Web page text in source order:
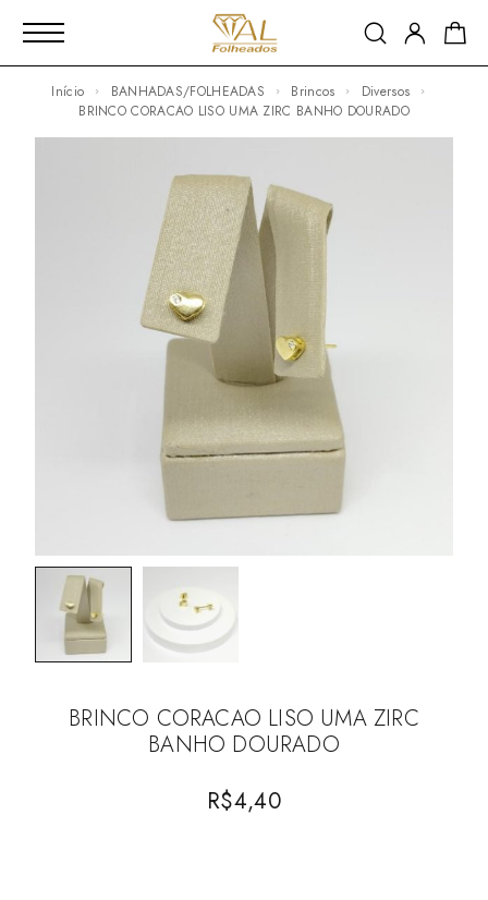
Início BANHADAS/FOLHEADAS Brincos
Diversos
BRINCO CORACAO LISO UMA ZIRC BANHO DOURADO
BRINCO CORACAO LISO UMA ZIRC
BANHO DOURADO
R$4,40